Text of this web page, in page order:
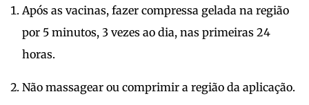
Após as vacinas, fazer compressa gelada na região
por 5 minutos, 3 vezes ao dia, nas primeiras 24
horas.
Não massagear ou comprimir a região da aplicação.